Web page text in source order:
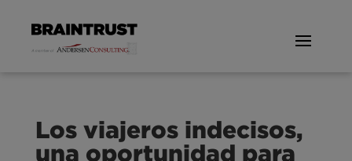
Los viajeros indecisos,
una oportunidad para